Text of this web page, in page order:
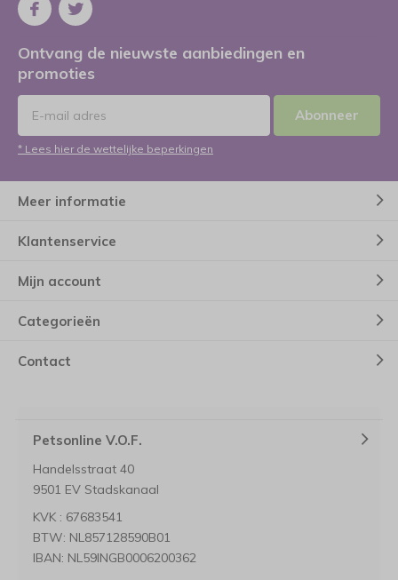
Ontvang de nieuwste aanbiedingen en
promoties
Abonneer
* Lees hier de wettelijke beperkingen
Meer informatie
Klantenservice
Mijn account
Categorieën
Contact
Petsonline V.O.F.
Handelsstraat 40
9501 EV Stadskanaal
KVK : 67683541
BTW: NL857128590B01
IBAN: NL59INGB0006200362